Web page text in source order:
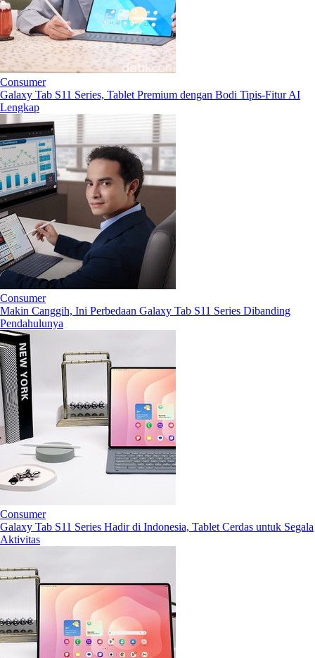
Consumer
Galaxy Tab S11 Series, Tablet Premium dengan Bodi Tipis-Fitur AI
Lengkap
Consumer
Makin Canggih, Ini Perbedaan Galaxy Tab S11 Series Dibanding
Pendahulunya
Consumer
Galaxy Tab S11 Series Hadir di Indonesia, Tablet Cerdas untuk Segala
Aktivitas